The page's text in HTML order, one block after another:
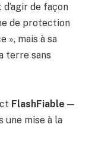
de façon
de protection
», mais à sa
terre sans
FlashFiable —
une mise à la